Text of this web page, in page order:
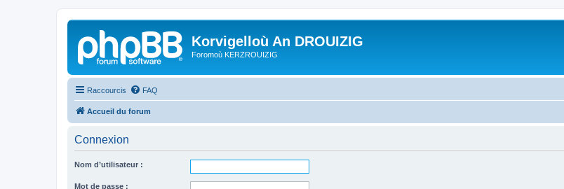
Korvigelloù An DROUIZIG
Foromoù KERZROUIZIG
Raccourcis FAQ
Accueil du forum
Connexion
Nom d’utilisateur :
Mot de passe :